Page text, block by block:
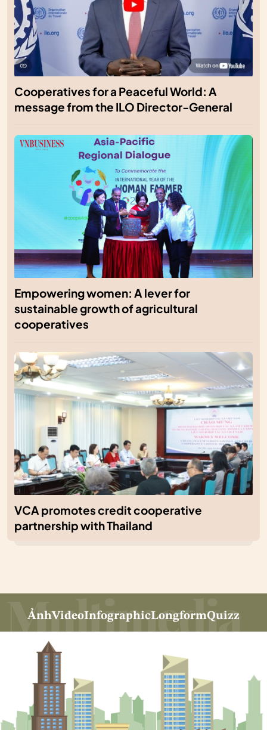
Cooperatives for a Peaceful World: A
message from the ILO Director-General
Empowering women: A lever for
sustainable growth of agricultural
cooperatives
VCA promotes credit cooperative
partnership with Thailand
ẢnhVideoInfographicLongformQuizz